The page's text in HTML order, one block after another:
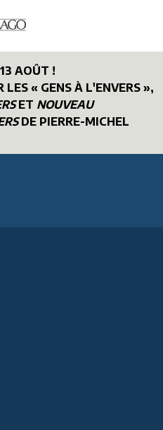
AOÛT !
LES « GENS À L'ENVERS »,
ET NOUVEAU
DE PIERRE-MICHEL